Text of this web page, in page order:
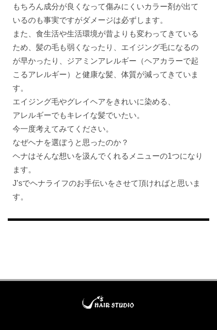
もちろん成分が良くなって傷みにくいカラー剤が出て
いるのも事実ですがダメージは必ずします。
また、食生活や生活環境が昔よりも変わってきている
ため、髪の毛も弱くなったり、エイジング毛になるの
が早かったり、ジアミンアレルギー（ヘアカラーで起
こるアレルギー）と健康な髪、体質が減ってきていま
す。
エイジング毛やグレイヘアをきれいに染める、
アレルギーでもキレイな髪でいたい。
今一度考えてみてください。
なぜヘナを選ぼうと思ったのか？
ヘナはそんな想いを汲んでくれるメニューの1つになり
ます。
J’sでヘナライフのお手伝いをさせて頂ければと思いま
す。